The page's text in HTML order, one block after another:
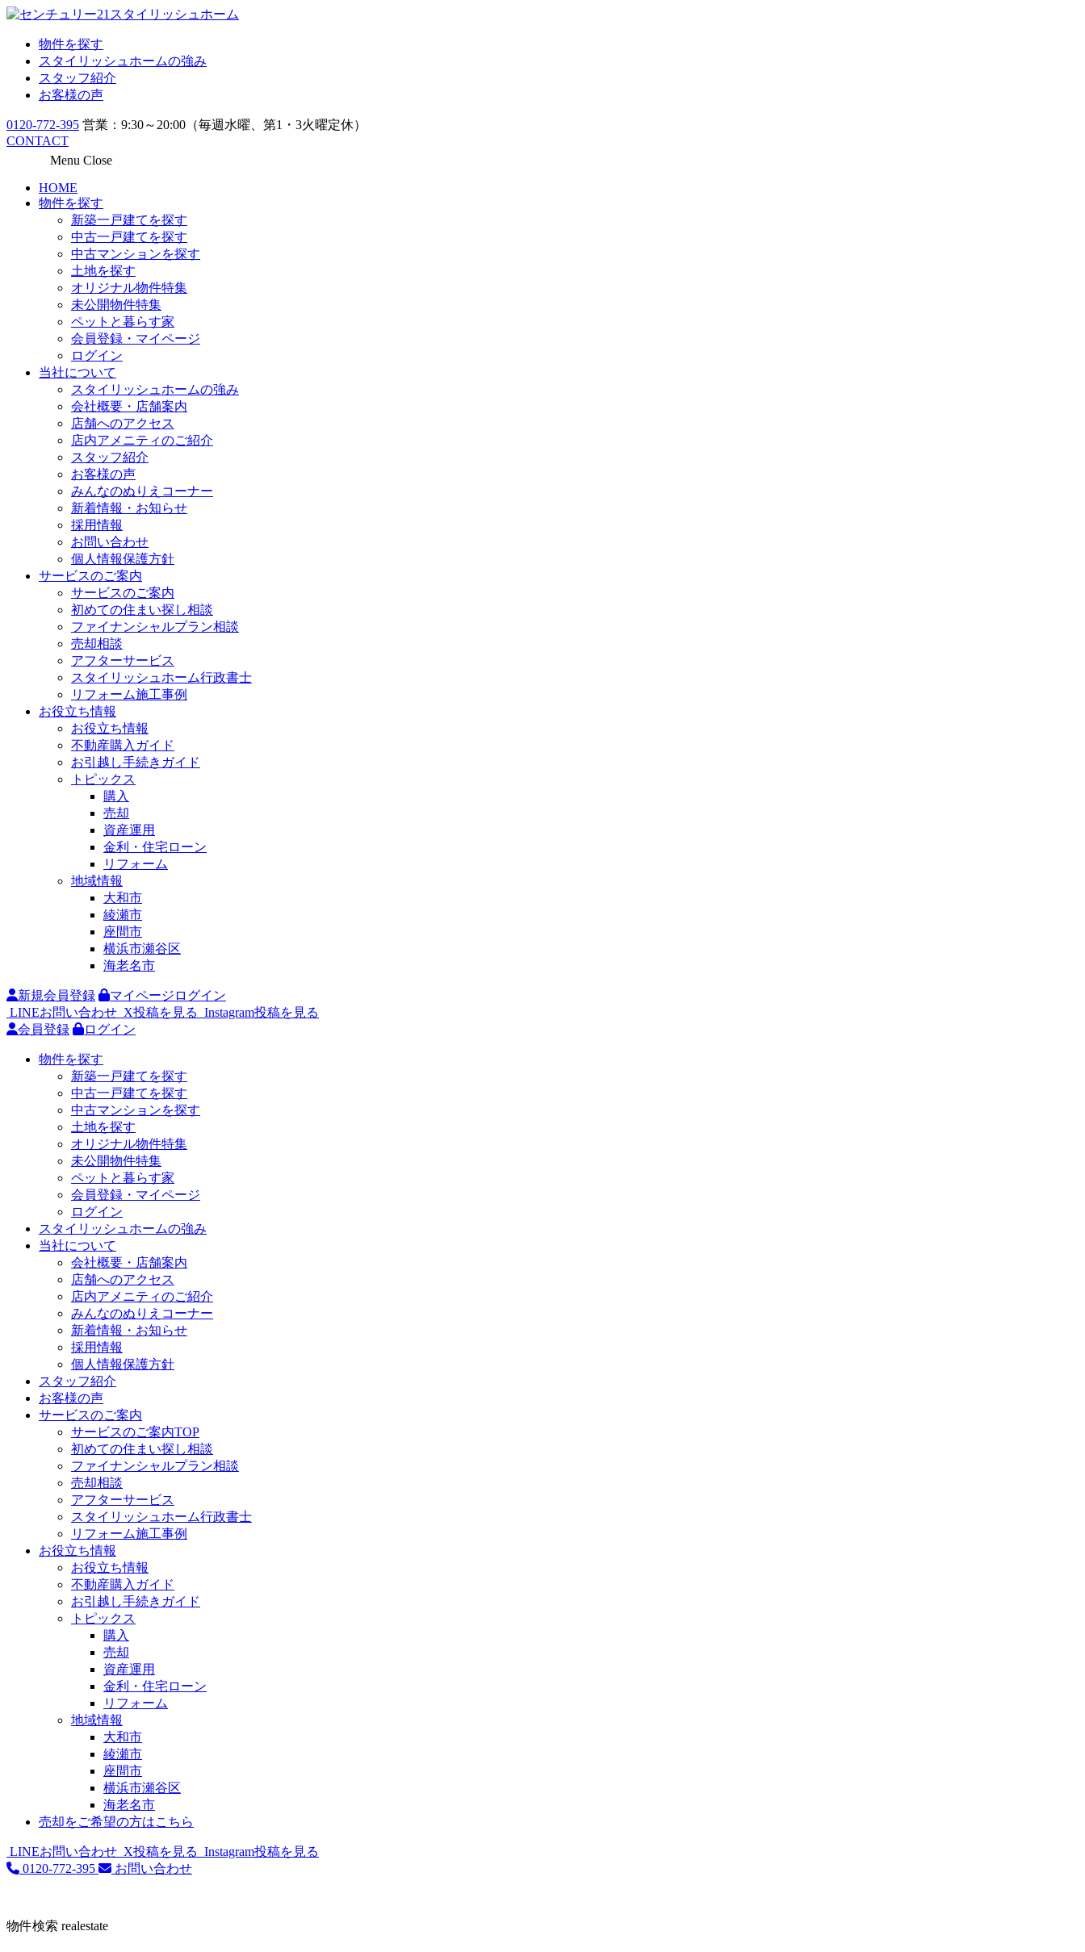
物件を探す
スタイリッシュホームの強み
スタッフ紹介
お客様の声
0120-772-395 営業：9:30～20:00（毎週水曜、第1・3火曜定休）
CONTACT
Menu Close
HOME
物件を探す
新築一戸建てを探す
中古一戸建てを探す
中古マンションを探す
土地を探す
オリジナル物件特集
未公開物件特集
ペットと暮らす家
会員登録・マイページ
ログイン
当社について
スタイリッシュホームの強み
会社概要・店舗案内
店舗へのアクセス
店内アメニティのご紹介
スタッフ紹介
お客様の声
みんなのぬりえコーナー
新着情報・お知らせ
採用情報
お問い合わせ
個人情報保護方針
サービスのご案内
サービスのご案内
初めての住まい探し相談
ファイナンシャルプラン相談
売却相談
アフターサービス
スタイリッシュホーム行政書士
リフォーム施工事例
お役立ち情報
お役立ち情報
不動産購入ガイド
お引越し手続きガイド
トピックス
購入
売却
資産運用
金利・住宅ローン
リフォーム
地域情報
大和市
綾瀬市
座間市
横浜市瀬谷区
海老名市
新規会員登録
マイページログイン
LINEお問い合わせ X投稿を見る Instagram投稿を見る
会員登録
ログイン
物件を探す
新築一戸建てを探す
中古一戸建てを探す
中古マンションを探す
土地を探す
オリジナル物件特集
未公開物件特集
ペットと暮らす家
会員登録・マイページ
ログイン
スタイリッシュホームの強み
当社について
会社概要・店舗案内
店舗へのアクセス
店内アメニティのご紹介
みんなのぬりえコーナー
新着情報・お知らせ
採用情報
個人情報保護方針
スタッフ紹介
お客様の声
サービスのご案内
サービスのご案内TOP
初めての住まい探し相談
ファイナンシャルプラン相談
売却相談
アフターサービス
スタイリッシュホーム行政書士
リフォーム施工事例
お役立ち情報
お役立ち情報
不動産購入ガイド
お引越し手続きガイド
トピックス
購入
売却
資産運用
金利・住宅ローン
リフォーム
地域情報
大和市
綾瀬市
座間市
横浜市瀬谷区
海老名市
売却をご希望の方はこちら
LINEお問い合わせ X投稿を見る Instagram投稿を見る
0120-772-395
お問い合わせ
物件検索 realestate